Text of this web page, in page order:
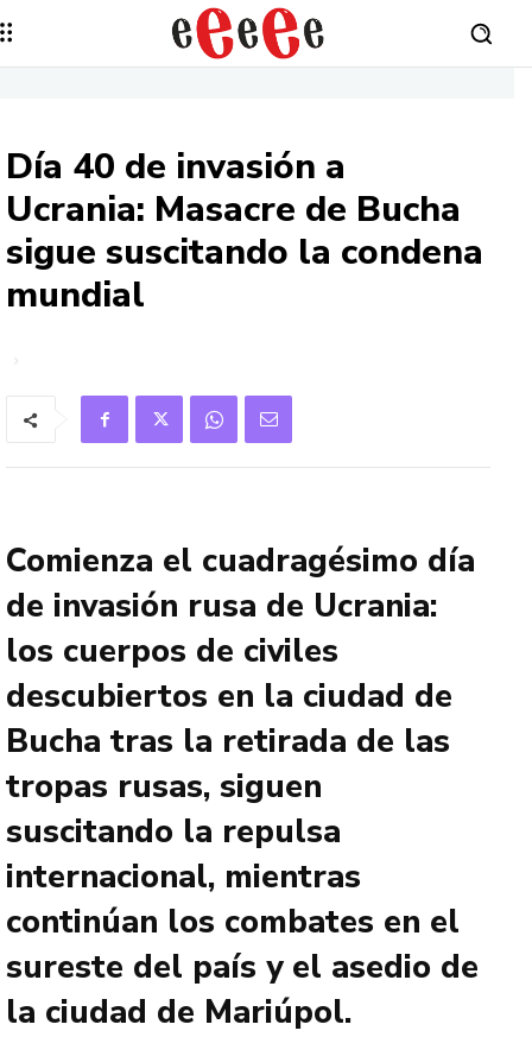
Día 40 de invasión a
Ucrania: Masacre de Bucha
sigue suscitando la condena
mundial
Comienza el cuadragésimo día
de invasión rusa de Ucrania:
los cuerpos de civiles
descubiertos en la ciudad de
Bucha tras la retirada de las
tropas rusas, siguen
suscitando la repulsa
internacional, mientras
continúan los combates en el
sureste del país y el asedio de
la ciudad de Mariúpol.